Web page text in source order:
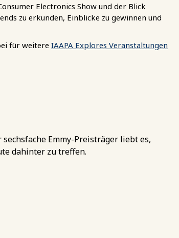
Electronics Show und der Blick
zu erkunden, Einblicke zu gewinnen und
für weitere IAAPA Explores Veranstaltungen
Emmy-Preisträger liebt es,
dahinter zu treffen.